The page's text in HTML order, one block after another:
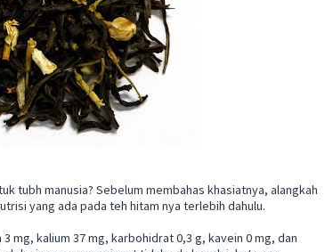
tubh manusia? Sebelum membahas khasiatnya, alangkah
yang ada pada teh hitam nya terlebih dahulu.
mg, kalium 37 mg, karbohidrat 0,3 g, kavein 0 mg, dan